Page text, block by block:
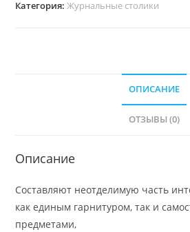
Категория:Журнальные столики
ОПИСАНИЕ
ОТЗЫВЫ (0)
Описание
Составляют неотделимую часть
как единым гарнитуром, так и
предметами,